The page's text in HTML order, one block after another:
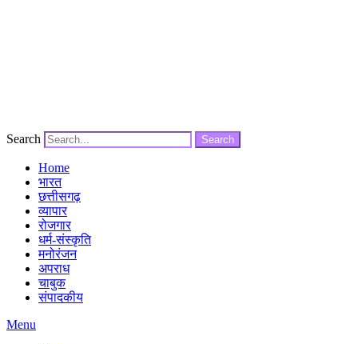
Search Search
Home
भारत
छत्तीसगढ़
व्यापार
रोजगार
धर्म-संस्कृति
मनोरंजन
अपराध
चाबुक
संपादकीय
Menu